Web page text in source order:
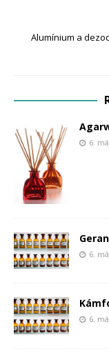
Alumínium a
6.
6.
6.